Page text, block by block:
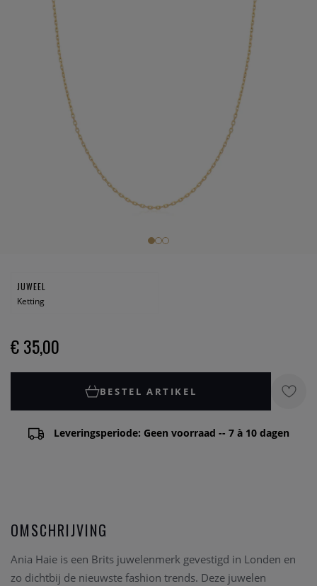
JUWEEL
Ketting
€ 35,00
BESTEL ARTIKEL
Leveringsperiode: Geen voorraad -- 7 à 10 dagen
OMSCHRIJVING
Ania Haie is een Brits juwelenmerk gevestigd in Londen en
zo dichtbij de nieuwste fashion trends. Deze juwelen